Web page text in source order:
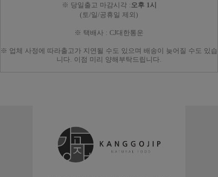
※ 당일출고 마감시각 :오후 1시
(토/일/공휴일 제외)
※ 택배사 : CJ대한통운
※ 업체 사정에 따라출고가 지연될 수도 있으며 배송이 늦어질 수도 있습
니다. 이점 미리 양해부탁드립니다.